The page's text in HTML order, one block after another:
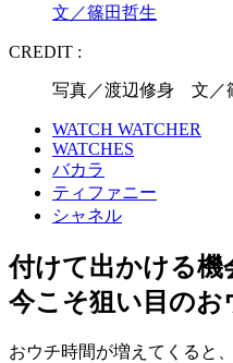
文／篠田哲生
CREDIT :
写真／渡辺修身 文／
WATCH WATCHER
WATCHES
バカラ
ティファニー
シャネル
付けて出かける
今こそ狙い目のお
おウチ時間が増えてくると